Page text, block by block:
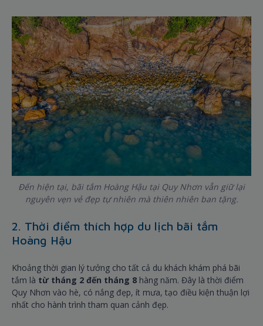
Đến hiện tại, bãi tắm Hoàng Hậu tại Quy Nhơn vẫn giữ lại
nguyên vẹn vẻ đẹp tự nhiên mà thiên nhiên ban tặng.
2. Thời điểm thích hợp du lịch bãi tắm
Hoàng Hậu
Khoảng thời gian lý tưởng cho tất cả du khách khám phá bãi
tắm là từ tháng 2 đến tháng 8 hàng năm. Đây là thời điểm
Quy Nhơn vào hè, có nắng đẹp, ít mưa, tạo điều kiện thuận lợi
nhất cho hành trình tham quan cảnh đẹp.